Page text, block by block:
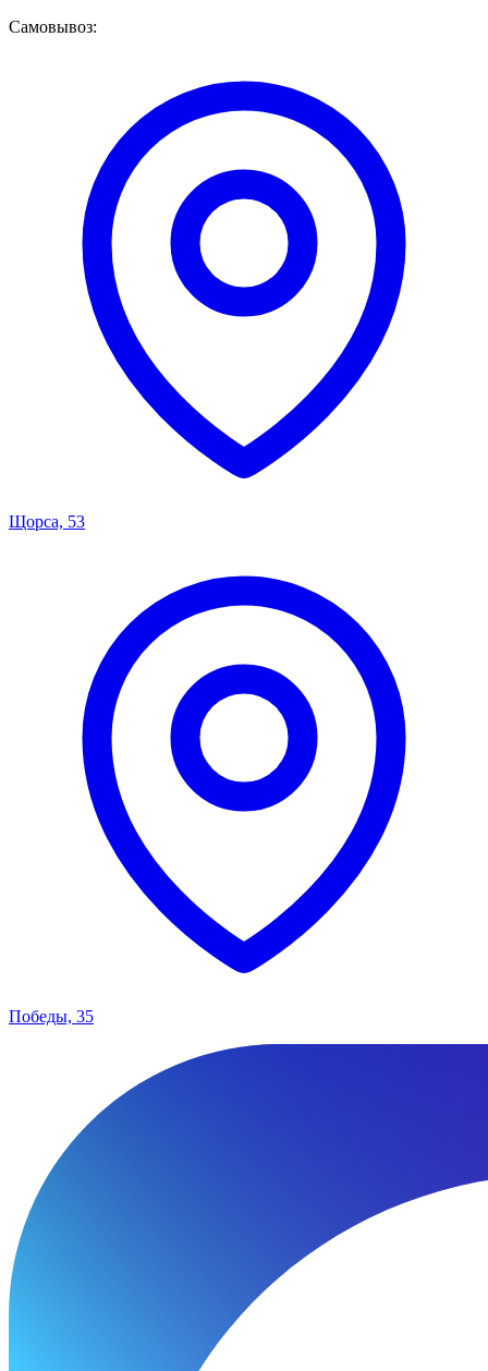
Самовывоз:
Щорса, 53
Победы, 35